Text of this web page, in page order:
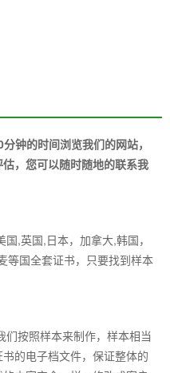
钟的时间浏览我们的网站，
，您可以随时随地的联系我
,英国,日本，加拿大,韩国，
等国全套证书，只要找到样本
们按照样本来制作，样本相当
的电子档文件，保证整体的